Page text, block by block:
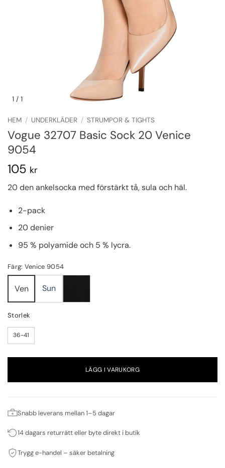
1 / 1
HEM / UNDERKLÄDER / STRUMPOR & TIGHTS
Vogue 32707 Basic Sock 20 Venice
9054
105 kr
20 den ankelsocka med förstärkt tå, sula och häl.
2-pack
20 denier
95 % polyamide och 5 % lycra.
Färg: Venice 9054
Ven Sun
Storlek
36-41
LÄGG I VARUKORG
Snabb leverans mellan 1–5 dagar
14 dagars returrätt eller byte direkt i butik
Trygg e-handel – säker betalning